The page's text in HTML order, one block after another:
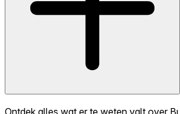
Ontdek alles wat er te weten valt over